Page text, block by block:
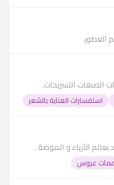
العطور.
الصبغات التسريحات.
استفسارات العناية بالشعر
الأزياء و الموضة .
عروس